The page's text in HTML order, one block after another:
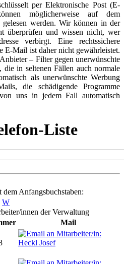
per Elektronische Post (E-
möglicherweise auf dem
werden. Wir können in der
überprüfen und wissen nicht, wer
verbirgt. Eine rechtssichere
E-Mail ist daher nicht gewährleistet.
– Filter gegen unerwünschte
in seltenen Fällen auch normale
als unerwünschte Werbung
die schädigende Programme
uns in jedem Fall automatisch
Liste
Anfangsbuchstaben:
W
innen der Verwaltung
Mail